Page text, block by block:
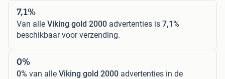
7,1%
Van alle Viking gold 2000 advertenties is 7,1%
beschikbaar voor verzending.
0%
0% van alle Viking gold 2000 advertenties in de